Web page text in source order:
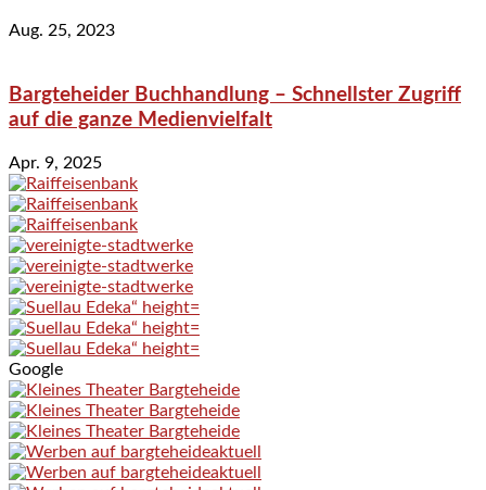
Aug. 25, 2023
Bargteheider Buchhandlung – Schnellster Zugriff
auf die ganze Medienvielfalt
Apr. 9, 2025
Google